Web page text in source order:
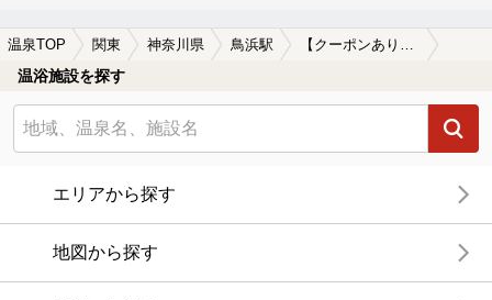
温泉TOP 関東 神奈川県 鳥浜駅 【クーポンあり】冷え性に効能がある鳥浜駅近くの温泉、日帰り温泉、スーパー銭湯おすすめ
温浴施設を探す
エリアから探す
地図から探す